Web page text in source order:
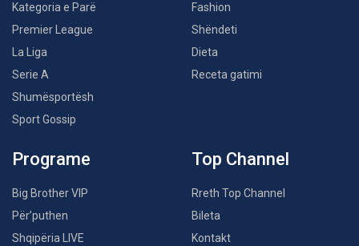
Kategoria e Parë
Premier League
La Liga
Serie A
Shumësportësh
Sport Gossip
Fashion
Shëndeti
Dieta
Receta gatimi
Programe
Big Brother VIP
Për’puthen
Shqipëria LIVE
Top Channel
Rreth Top Channel
Bileta
Kontakt